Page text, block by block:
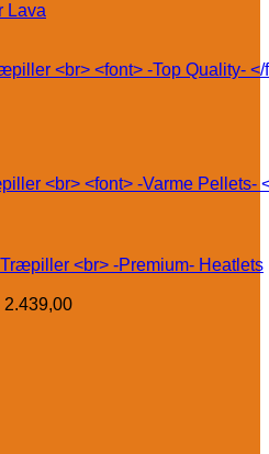
Lava
Heatlets
2.439,00